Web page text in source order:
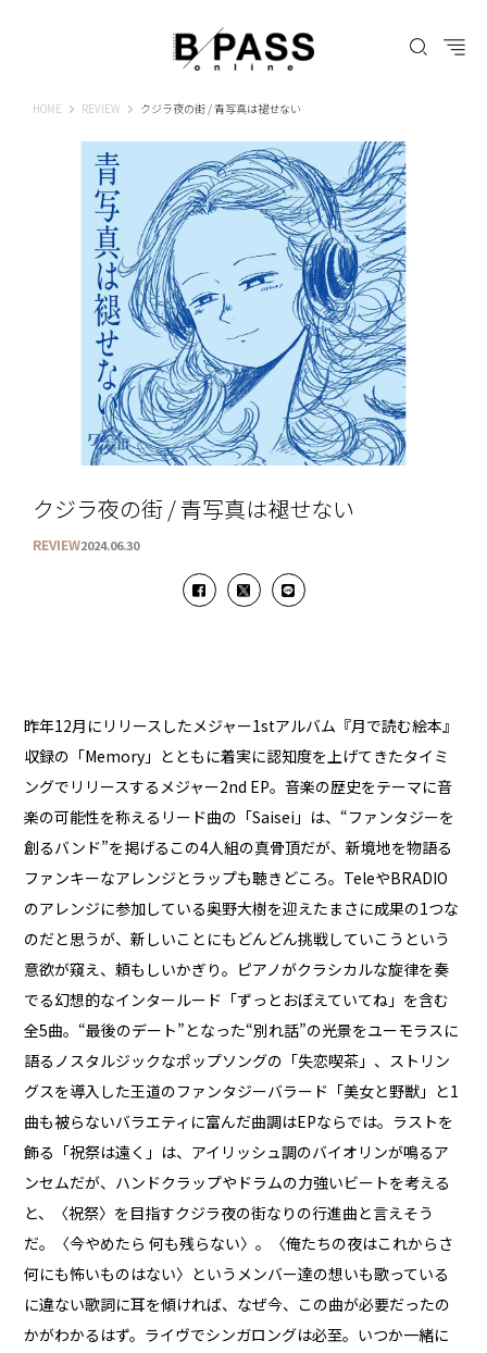
HOME B-PASS ONLINE
REVIEW クジラ夜の街 / 青写真は褪せない
クジラ夜の街 / 青写真は褪せない
REVIEW2024.06.30
昨年12月にリリースしたメジャー1stアルバム『月で読む絵本』
収録の「Memory」とともに着実に認知度を上げてきたタイミ
ングでリリースするメジャー2nd EP。音楽の歴史をテーマに音
楽の可能性を称えるリード曲の「Saisei」は、“ファンタジーを
創るバンド”を掲げるこの4人組の真骨頂だが、新境地を物語る
ファンキーなアレンジとラップも聴きどころ。TeleやBRADIO
のアレンジに参加している奥野大樹を迎えたまさに成果の1つな
のだと思うが、新しいことにもどんどん挑戦していこうという
意欲が窺え、頼もしいかぎり。ピアノがクラシカルな旋律を奏
でる幻想的なインタールード「ずっとおぼえていてね」を含む
全5曲。“最後のデート”となった“別れ話”の光景をユーモラスに
語るノスタルジックなポップソングの「失恋喫茶」、ストリン
グスを導入した王道のファンタジーバラード「美女と野獣」と1
曲も被らないバラエティに富んだ曲調はEPならでは。ラストを
飾る「祝祭は遠く」は、アイリッシュ調のバイオリンが鳴るア
ンセムだが、ハンドクラップやドラムの力強いビートを考える
と、〈祝祭〉を目指すクジラ夜の街なりの行進曲と言えそう
だ。〈今やめたら 何も残らない〉。〈俺たちの夜はこれからさ
何にも怖いものはない〉というメンバー達の想いも歌っている
に違ない歌詞に耳を傾ければ、なぜ今、この曲が必要だったの
かがわかるはず。ライヴでシンガロングは必至。いつか一緒に